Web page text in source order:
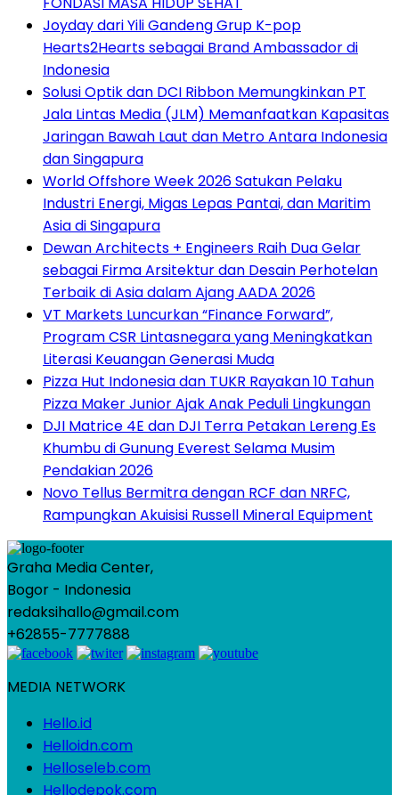
Joyday dari Yili Gandeng Grup K-pop
Hearts2Hearts sebagai Brand Ambassador di
Indonesia
Solusi Optik dan DCI Ribbon Memungkinkan PT
Jala Lintas Media (JLM) Memanfaatkan Kapasitas
Jaringan Bawah Laut dan Metro Antara Indonesia
dan Singapura
World Offshore Week 2026 Satukan Pelaku
Industri Energi, Migas Lepas Pantai, dan Maritim
Asia di Singapura
Dewan Architects + Engineers Raih Dua Gelar
sebagai Firma Arsitektur dan Desain Perhotelan
Terbaik di Asia dalam Ajang AADA 2026
VT Markets Luncurkan “Finance Forward”,
Program CSR Lintasnegara yang Meningkatkan
Literasi Keuangan Generasi Muda
Pizza Hut Indonesia dan TUKR Rayakan 10 Tahun
Pizza Maker Junior Ajak Anak Peduli Lingkungan
DJI Matrice 4E dan DJI Terra Petakan Lereng Es
Khumbu di Gunung Everest Selama Musim
Pendakian 2026
Novo Tellus Bermitra dengan RCF dan NRFC,
Rampungkan Akuisisi Russell Mineral Equipment
Graha Media Center,
Bogor - Indonesia
redaksihallo@gmail.com
+62855-7777888
MEDIA NETWORK
Hello.id
Helloidn.com
Helloseleb.com
Hellodepok.com